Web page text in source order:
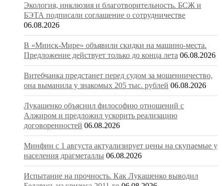
Экология, инклюзия и благотворительность. БСЖ и
БЭТА подписали соглашение о сотрудничестве
06.08.2026
В «Минск-Мире» объявили скидки на машино-места.
Предложение действует только до конца лета 06.08.2026
Витебчанка предстанет перед судом за мошенничество,
она выманила у знакомых 205 тыс. рублей 06.08.2026
Лукашенко объяснил философию отношений с
Алжиром и предложил ускорить реализацию
договоренностей 06.08.2026
Минфин с 1 августа актуализирует цены на скупаемые у
населения драгметаллы 06.08.2026
Испытание на прочность. Как Лукашенко выводил